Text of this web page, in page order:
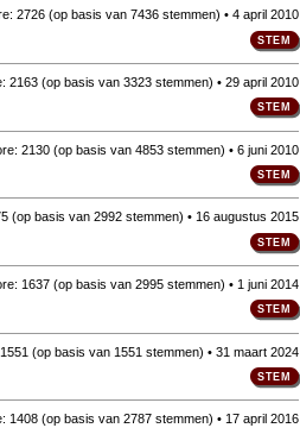
2726(op basis van 7436 stemmen) • 4 april 2010
2163(op basis van 3323 stemmen) • 29 april 2010
2130(op basis van 4853 stemmen) • 6 juni 2010
(op basis van 2992 stemmen) • 16 augustus 2015
1637(op basis van 2995 stemmen) • 1 juni 2014
1551 (op basis van 1551 stemmen) • 31 maart 2024
1408(op basis van 2787 stemmen) • 17 april 2016